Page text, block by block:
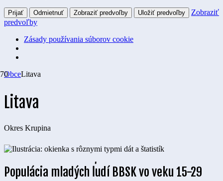
Prijať Odmietnuť Zobraziť predvoľby Uložiť predvoľby
Zobraziť
predvoľby
Zásady používania súborov cookie
ObceLitava
Litava
Okres Krupina
Populácia mladých ľudí BBSK vo veku 15-29